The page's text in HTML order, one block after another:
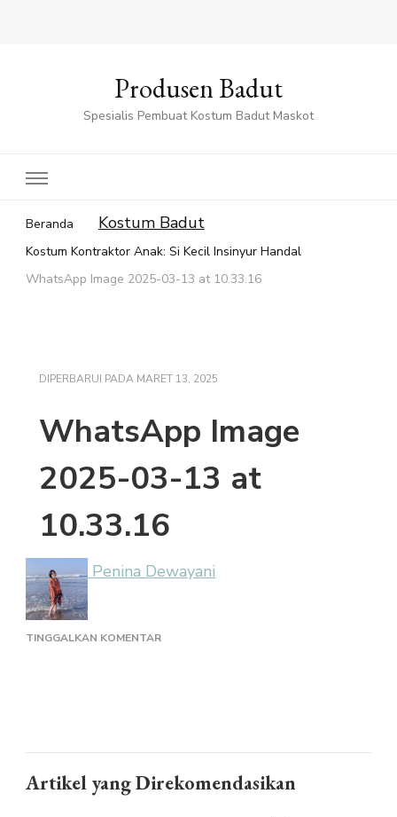
Produsen Badut
Spesialis Pembuat Kostum Badut Maskot
Beranda Kostum Badut
Kostum Kontraktor Anak: Si Kecil Insinyur Handal
WhatsApp Image 2025-03-13 at 10.33.16
DIPERBARUI PADA MARET 13, 2025
WhatsApp Image
2025-03-13 at
10.33.16
Penina Dewayani
TINGGALKAN KOMENTARPADA
Artikel yang Direkomendasikan